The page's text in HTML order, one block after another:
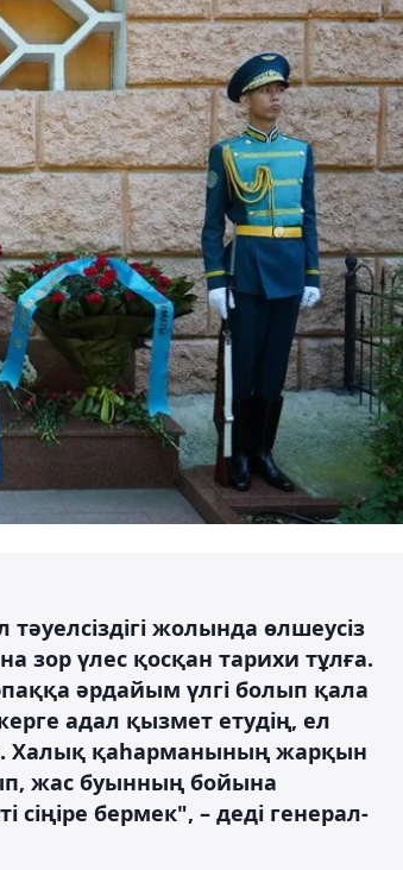
жолында өлшеусіз
зор үлес қосқан тарихи тұлға.
әрдайым үлгі болып қала
адал қызмет етудің, ел
Халық қаһарманының жарқын
жас буынның бойына
сіңіре бермек", – деді генерал-